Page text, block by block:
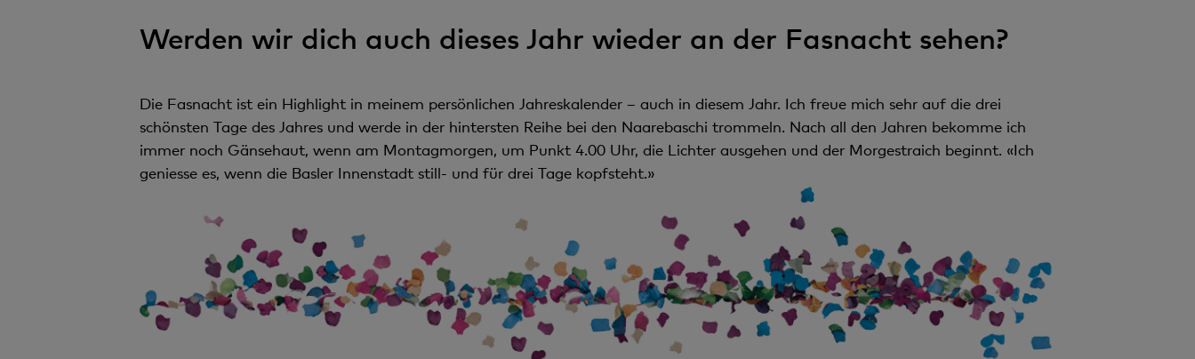
Werden wir dich auch dieses Jahr wieder an der Fasnacht sehen?
Die Fasnacht ist ein Highlight in meinem persönlichen Jahreskalender – auch in diesem Jahr. Ich freue mich sehr auf die drei
schönsten Tage des Jahres und werde in der hintersten Reihe bei den Naarebaschi trommeln. Nach all den Jahren bekomme ich
immer noch Gänsehaut, wenn am Montagmorgen, um Punkt 4.00 Uhr, die Lichter ausgehen und der Morgestraich beginnt. «Ich
geniesse es, wenn die Basler Innenstadt still- und für drei Tage kopfsteht.»